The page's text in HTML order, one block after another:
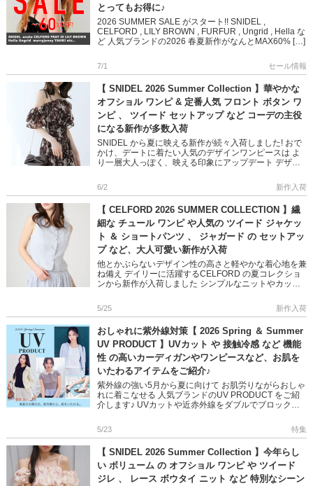
とってもお得に♪
2026 SUMMER SALE がスタート!! SNIDEL ,
CELFORD , LILY BROWN , FURFUR , Ungrid , Hella な
ど 人気ブランドの2026 春夏新作がなんとMAX60% […]
7/1 セール情報
【 SNIDEL 2026 Summer Collection 】華やかな
オフショル ワンピ & 定番人気 フロント ボタン ワ
ンピ 、 ツイード セットアップ など コーデの主役
になる新作が多数入荷
SNIDEL から夏に映える新作が続々入荷しました! おで
かけ、デートに着たい人気のデザインワンピースは よ
り一層大人っぽく、映える印象にアップデート デザイ
で 大人の遊 […]
6/2 新作入荷
【 CELFORD 2026 SUMMER COLLECTION 】繊
細な チュール ワンピ や人気の ツイード ジャケッ
ト ＆ ショートパンツ 、 ジャガード の セットアッ
プ など、大人可愛い新作が入荷
他とかぶらないデザイン性の高さと軽やかな着心地を兼
ね備え デイリーに活躍するCELFORD の夏コレクショ
ンから新作が入荷しました シンプルなニットやカット
ーデもブラッシ […]
5/25 新作入荷
おしゃれに紫外線対策【 2026 Spring ＆ Summer
UV PRODUCT 】UVカット や 接触冷感 など 機能
性 の高いカーディガンやワンピースなど、お肌を
いたわるアイテムをご紹介♪
紫外線の強い5月から夏に向けて お肌労りながらおしゃ
れに着こなせる 人気ブランドのUV PRODUCT をご紹
介します♪ UVカットや近赤外線をダブルでブロック、
性×機能 […]
5/23 特集
【 SNIDEL 2026 Summer Collection 】今年らし
い ボリューム の オフショル ワンピ や ツイード
ジレ 、 レース ボウタイ ニット など 特別なシーン